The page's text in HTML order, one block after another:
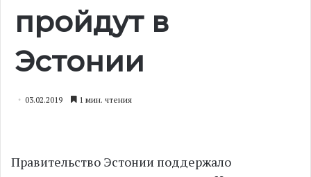
пройдут в
Эстонии
03.02.2019 1 мин. чтения
Правительство Эстонии поддержало